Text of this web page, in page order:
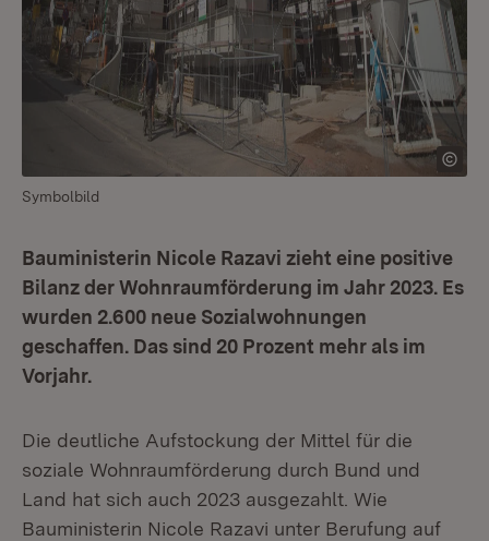
Symbolbild
Bauministerin Nicole Razavi zieht eine positive
Bilanz der Wohnraumförderung im Jahr 2023. Es
wurden 2.600 neue Sozialwohnungen
geschaffen. Das sind 20 Prozent mehr als im
Vorjahr.
Die deutliche Aufstockung der Mittel für die
soziale Wohnraumförderung durch Bund und
Land hat sich auch 2023 ausgezahlt. Wie
Bauministerin Nicole Razavi unter Berufung auf